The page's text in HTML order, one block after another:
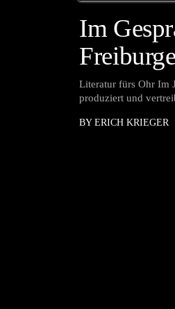
Im
Literatur fürs Ohr Im
produziert und
BY ERICH KRIEGER